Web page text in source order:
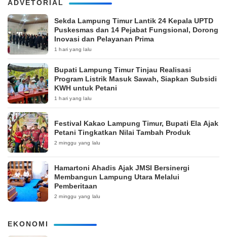
ADVETORIAL
‎Sekda Lampung Timur Lantik 24 Kepala UPTD
Puskesmas dan 14 Pejabat Fungsional, Dorong
Inovasi dan Pelayanan Prima
1 hari yang lalu
Bupati Lampung Timur Tinjau Realisasi
Program Listrik Masuk Sawah, Siapkan Subsidi
KWH untuk Petani
1 hari yang lalu
‎Festival Kakao Lampung Timur, Bupati Ela Ajak
Petani Tingkatkan Nilai Tambah Produk
2 minggu yang lalu
Hamartoni Ahadis Ajak JMSI Bersinergi
Membangun Lampung Utara Melalui
Pemberitaan
2 minggu yang lalu
EKONOMI